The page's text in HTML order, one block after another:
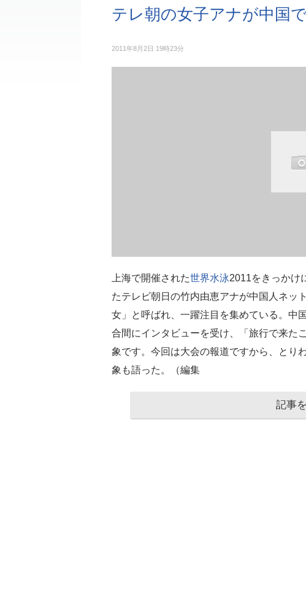
テレ朝の女子アナが中国
2011年8月2日 19時23分
上海で開催された世界水泳2011をきっかけ
たテレビ朝日の竹内由恵アナが中国人ネッ
女」と呼ばれ、一躍注目を集めている。中
合間にインタビューを受け、「旅行で来た
象です。今回は大会の報道ですから、とり
象も語った。（編集
記事